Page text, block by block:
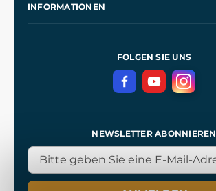
Kontakt
INFORMATIONEN
DatenschutzerklärungFOLGEN SIE UNS
NEWSLETTER ABONNIEREN